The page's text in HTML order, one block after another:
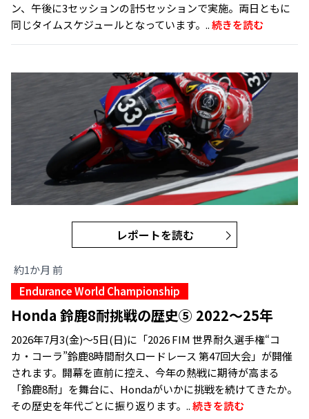
ン、午後に3セッションの計5セッションで実施。両日ともに
同じタイムスケジュールとなっています。..続きを読む
レポートを読む
約1か月 前
Endurance World Championship
Honda 鈴鹿8耐挑戦の歴史⑤ 2022～25年
2026年7月3(金)～5日(日)に「2026 FIM 世界耐久選手権“コ
カ・コーラ”鈴鹿8時間耐久ロードレース 第47回大会」が開催
されます。開幕を直前に控え、今年の熱戦に期待が高まる
「鈴鹿8耐」を舞台に、Hondaがいかに挑戦を続けてきたか。
その歴史を年代ごとに振り返ります。..続きを読む